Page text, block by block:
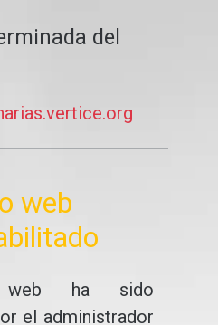
del
web
ha sido
el administrador